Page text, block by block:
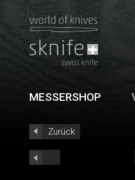
MESSERSHOP
Zurück